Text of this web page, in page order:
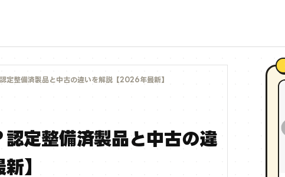
定整備済製品と中古の違いを解説【2026年最新】
定整備済製品と中古の違
】